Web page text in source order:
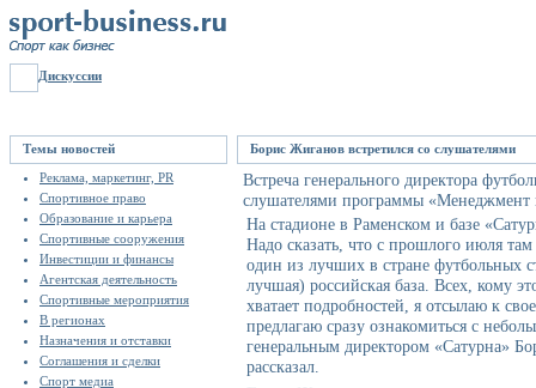
Дискуссии
Темы новостей
Реклама, маркетинг, PR
Спортивное право
Образование и карьера
Спортивные сооружения
Инвестиции и финансы
Агентская деятельность
Спортивные мероприятия
В регионах
Назначения и отставки
Соглашения и сделки
Спорт медиа
Борис Жиганов встретился со слушателями
Встреча генерального директора
слушателями программы «Менеджмент
На стадионе в Раменском и базе
Надо сказать, что с прошлого июля
один из лучших в стране футбольных
лучшая) российская база. Всех, кому
хватает подробностей, я отсылаю к
предлагаю сразу ознакомиться с
генеральным директором «Сатурна»
рассказал.